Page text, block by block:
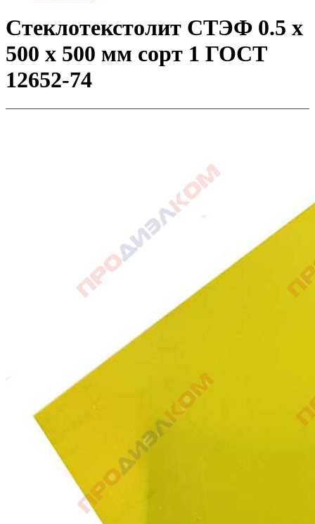
Стеклотекстолит СТЭФ 0.5 х
500 х 500 мм сорт 1 ГОСТ
12652-74